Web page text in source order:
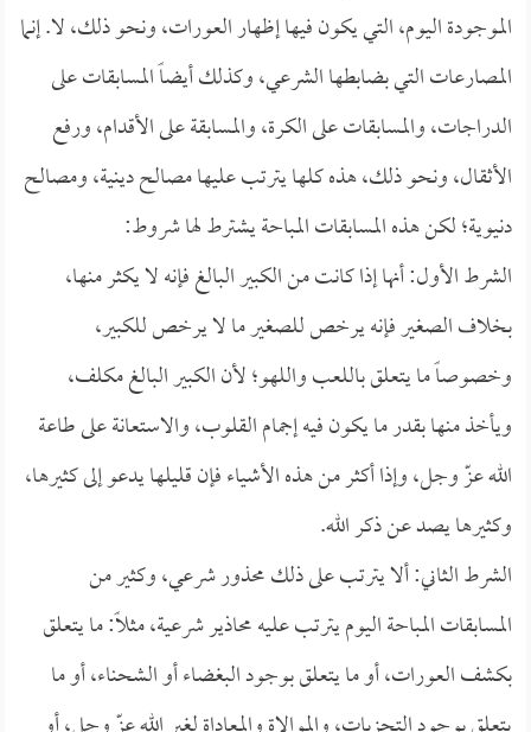
الموجودة اليوم، التي يكون فيها إظهار العورات، ونحو ذلك، لا. إنما
المصارعات التي بضابطها الشرعي، وكذلك أيضاً المسابقات على
الدراجات، والمسابقات على الكرة، والمسابقة على الأقدام، ورفع
الأثقال، ونحو ذلك، هذه كلها يترتب عليها مصالح دينية، ومصالح
دنيوية؛ لكن هذه المسابقات المباحة يشترط لها شروط:
الشرط الأول: أنها إذا كانت من الكبير البالغ فإنه لا يكثر منها،
بخلاف الصغير فإنه يرخص للصغير ما لا يرخص للكبير،
وخصوصاً ما يتعلق باللعب واللهو؛ لأن الكبير البالغ مكلف،
ويأخذ منها بقدر ما يكون فيه إجمام القلوب، والاستعانة على طاعة
الله عزّ وجل، وإذا أكثر من هذه الأشياء فإن قليلها يدعو إلى كثيرها،
وكثيرها يصد عن ذكر الله.
الشرط الثاني: ألا يترتب على ذلك محذور شرعي، وكثير من
المسابقات المباحة اليوم يترتب عليه محاذير شرعية، مثلاً: ما يتعلق
بكشف العورات، أو ما يتعلق بوجود البغضاء أو الشحناء، أو ما